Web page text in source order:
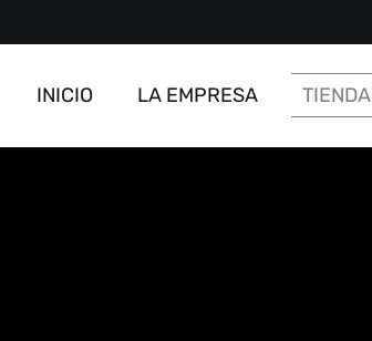
INICIO LA EMPRESA TIENDA